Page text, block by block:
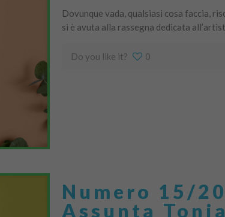
Dovunque vada, qualsiasi cosa faccia,
si è avuta alla rassegna dedicata
Do you like it? 0
Numero 15/
Assunta